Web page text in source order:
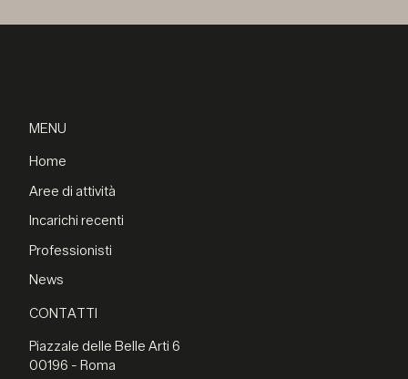
MENU
Home
Aree di attività
Incarichi recenti
Professionisti
News
CONTATTI
Piazzale delle Belle Arti 6
00196 - Roma